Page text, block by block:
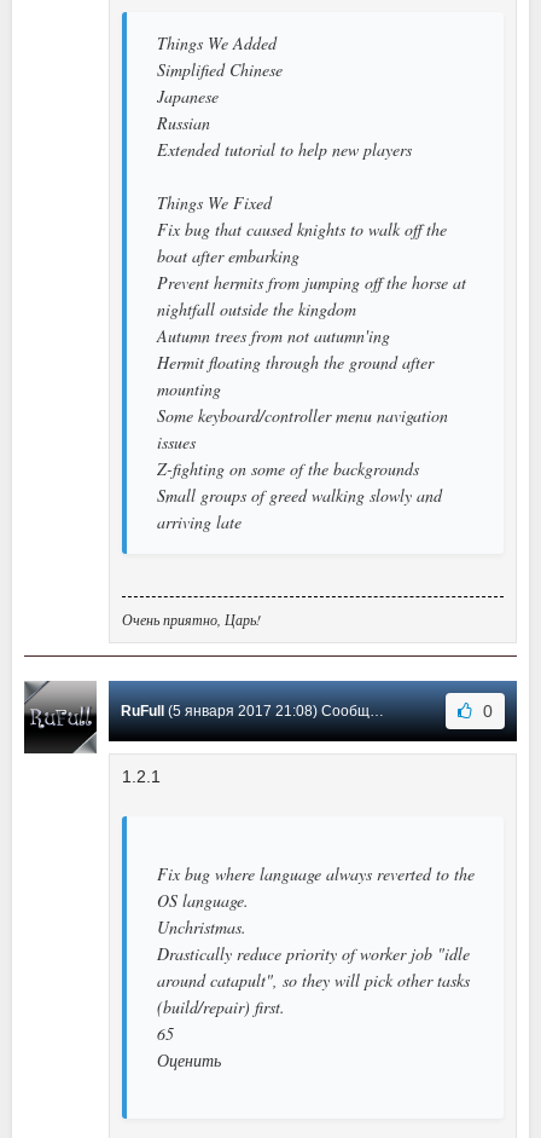
Things We Added
Simplified Chinese
Japanese
Russian
Extended tutorial to help new players
Things We Fixed
Fix bug that caused knights to walk off the
boat after embarking
Prevent hermits from jumping off the horse at
nightfall outside the kingdom
Autumn trees from not autumn'ing
Hermit floating through the ground after
mounting
Some keyboard/controller menu navigation
issues
Z-fighting on some of the backgrounds
Small groups of greed walking slowly and
arriving late
Очень приятно, Царь!
RuFull(5 января 2017 21:08) Сообщение #4 0
1.2.1
Fix bug where language always reverted to the
OS language.
Unchristmas.
Drastically reduce priority of worker job "idle
around catapult", so they will pick other tasks
(build/repair) first.
65
Оценить